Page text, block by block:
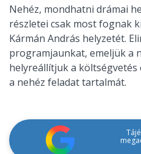
Nehéz, mondhatni drámai
részletei csak most fognak
Kármán András helyzetét.
programjaunkat, emeljük a
helyreállítjuk a
a nehéz feladat tartalmát.